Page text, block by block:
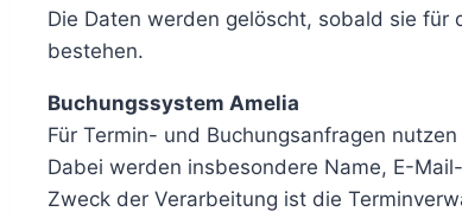
Die Daten werden gelöscht, sobald sie
bestehen.
Buchungssystem Amelia
Für Termin- und Buchungsanfragen
Dabei werden insbesondere Name, E-
Zweck der Verarbeitung ist die